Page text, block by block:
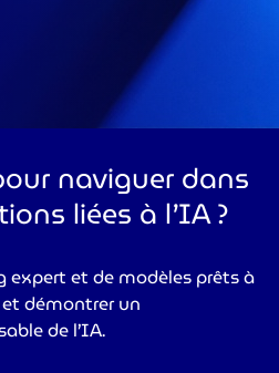
naviguer dans
liées à l’IA ?
expert et de modèles prêts à
démontrer un
de l’IA.